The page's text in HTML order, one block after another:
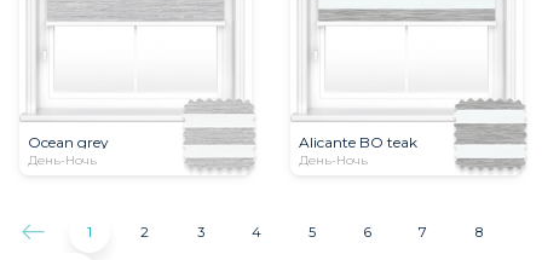
Ocean grey
День-Ночь
Alicante BO teak
День-Ночь
1 2 3 4 5 6 7 8